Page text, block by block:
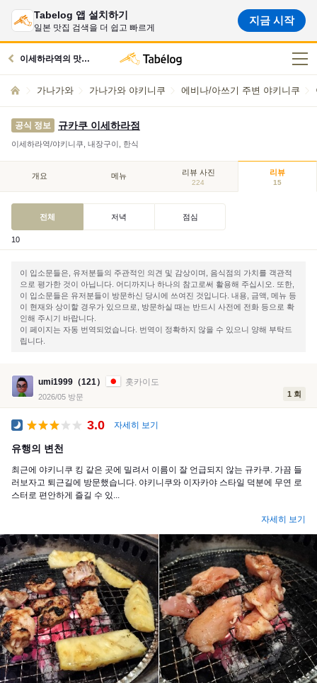
Tabelog 앱 설치하기
일본 맛집 검색을 더 쉽고 빠르게
지금 시작
이세하라역의 맛집으로
가나가와 가나가와 야키니쿠 에비나/아쓰기 주변 야키니쿠
공식 정보 규카쿠 이세하라점
이세하라역/야키니쿠, 내장구이, 한식
개요 메뉴 리뷰 사진
224
리뷰
15
전체 저녁 점심
10
이 입소문들은, 유저분들의 주관적인 의견 및 감상이며, 음식점의 가치를 객관적
으로 평가한 것이 아닙니다. 어디까지나 하나의 참고로써 활용해 주십시오. 또한,
이 입소문들은 유저분들이 방문하신 당시에 쓰여진 것입니다. 내용, 금액, 메뉴 등
이 현재와 상이할 경우가 있으므로, 방문하실 때는 반드시 사전에 전화 등으로 확
인해 주시기 바랍니다.
이 페이지는 자동 번역되었습니다. 번역이 정확하지 않을 수 있으니 양해 부탁드
립니다.
umi1999（121） 홋카이도
2026/05 방문 1 회
3.0 자세히 보기
유행의 변천
최근에 야키니쿠 킹 같은 곳에 밀려서 이름이 잘 언급되지 않는 규카쿠. 가끔 들
러보자고 퇴근길에 방문했습니다. 야키니쿠와 이자카야 스타일 덕분에 무연 로
스터로 편안하게 즐길 수 있...
자세히 보기